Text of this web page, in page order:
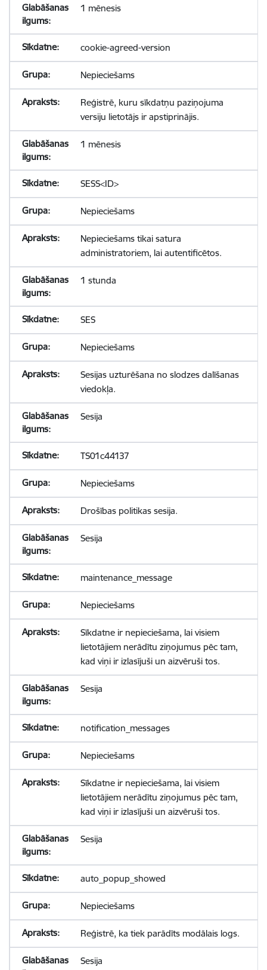
1 mēnesis
cookie-agreed-version
Nepieciešams
Reģistrē, kuru sīkdatņu paziņojuma
versiju lietotājs ir apstiprinājis.
1 mēnesis
SESS<ID>
Nepieciešams
Nepieciešams tikai satura
administratoriem, lai autentificētos.
1 stunda
SES
Nepieciešams
Sesijas uzturēšana no slodzes dalīšanas
viedokļa.
Sesija
TS01c44137
Nepieciešams
Drošības politikas sesija.
Sesija
maintenance_message
Nepieciešams
Sīkdatne ir nepieciešama, lai visiem
lietotājiem nerādītu ziņojumus pēc tam,
kad viņi ir izlasījuši un aizvēruši tos.
Sesija
notification_messages
Nepieciešams
Sīkdatne ir nepieciešama, lai visiem
lietotājiem nerādītu ziņojumus pēc tam,
kad viņi ir izlasījuši un aizvēruši tos.
Sesija
auto_popup_showed
Nepieciešams
Reģistrē, ka tiek parādīts modālais logs.
Sesija